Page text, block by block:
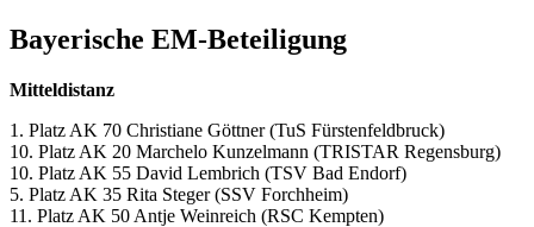
Bayerische EM-Beteiligung
Mitteldistanz
1. Platz AK 70 Christiane Göttner (TuS Fürstenfeldbruck)
10. Platz AK 20 Marchelo Kunzelmann (TRISTAR Regensburg)
10. Platz AK 55 David Lembrich (TSV Bad Endorf)
5. Platz AK 35 Rita Steger (SSV Forchheim)
11. Platz AK 50 Antje Weinreich (RSC Kempten)